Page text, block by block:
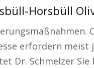
Horsbüll
erfordern meist
Dr. Schmelzer